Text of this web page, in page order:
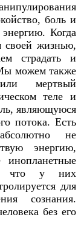
боль и
Когда
жизнью,
страдать и
можем также
мертвый
теле и
являющуюся
потока. Есть
не
энергию,
инопланетные
что у них
для
сознания.
без его